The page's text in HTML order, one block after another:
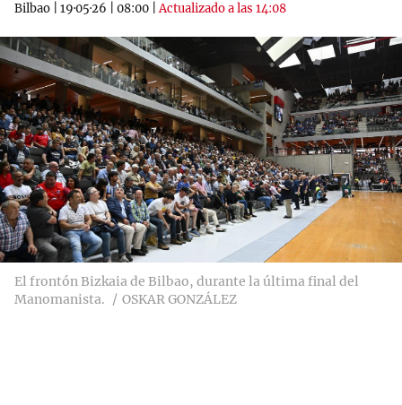
Bilbao
19·05·26 08:00 |Actualizado a las 14:08
El frontón Bizkaia de Bilbao, durante la última final del
Manomanista.
OSKAR GONZÁLEZ